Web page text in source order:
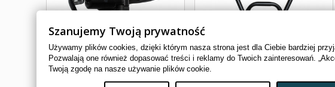
Szanujemy Twoją prywatność
Używamy plików cookies, dzięki którym nasza strona jest dla Ciebie bardziej
Pozwalają one również dopasować treści i reklamy do Twoich zainteresowań.
Twoją zgodę na nasze używanie plików cookie.